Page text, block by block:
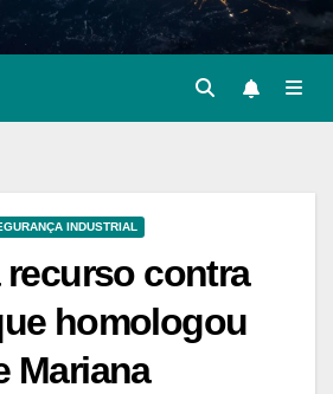
INDUSTRIAL
recurso contra
homologou
Mariana